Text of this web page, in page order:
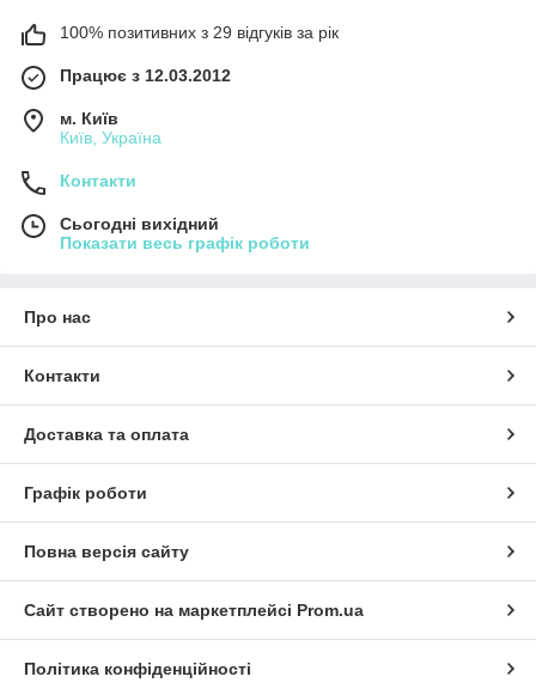
100% позитивних з 29 відгуків за рік
Працює з 12.03.2012
м. Київ
Київ, Україна
Контакти
Сьогодні вихідний
Показати весь графік роботи
Про нас
Контакти
Доставка та оплата
Графік роботи
Повна версія сайту
Сайт створено на маркетплейсі Prom.ua
Політика конфіденційності